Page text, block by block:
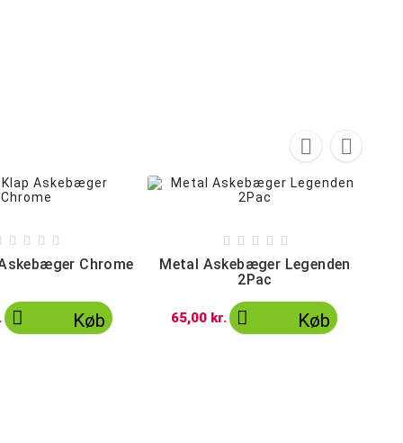
 
   
Chrome
 Køb
    
Metal Askebæger Legenden
2Pac
65,00 kr.  Køb